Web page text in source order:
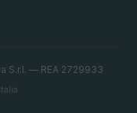
S.r.l. — REA 2729933